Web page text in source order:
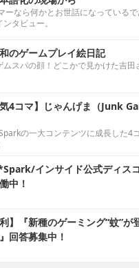
ーなら何かとお世話になっている
タビュー。
のゲームプレイ絵日記
ムスパの顔！どこかで見かけた吉田
気4コマ】じゃんげま（Junk
の一大コンテンツに成長した4
インサイド公式ディス
中！
利】『新種のゲーミング“蚊”が
回答募集中！